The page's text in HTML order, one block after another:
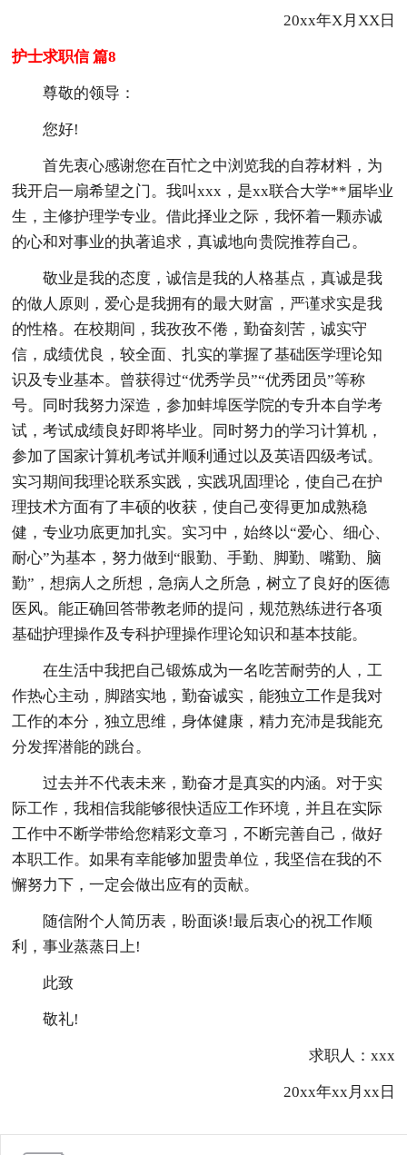
20xx年X月XX日
护士求职信 篇8
尊敬的领导：
您好!
首先衷心感谢您在百忙之中浏览我的自荐材料，为
我开启一扇希望之门。我叫xxx，是xx联合大学**届毕业
生，主修护理学专业。借此择业之际，我怀着一颗赤诚
的心和对事业的执著追求，真诚地向贵院推荐自己。
敬业是我的态度，诚信是我的人格基点，真诚是我
的做人原则，爱心是我拥有的最大财富，严谨求实是我
的性格。在校期间，我孜孜不倦，勤奋刻苦，诚实守
信，成绩优良，较全面、扎实的掌握了基础医学理论知
识及专业基本。曾获得过“优秀学员”“优秀团员”等称
号。同时我努力深造，参加蚌埠医学院的专升本自学考
试，考试成绩良好即将毕业。同时努力的学习计算机，
参加了国家计算机考试并顺利通过以及英语四级考试。
实习期间我理论联系实践，实践巩固理论，使自己在护
理技术方面有了丰硕的收获，使自己变得更加成熟稳
健，专业功底更加扎实。实习中，始终以“爱心、细心、
耐心”为基本，努力做到“眼勤、手勤、脚勤、嘴勤、脑
勤”，想病人之所想，急病人之所急，树立了良好的医德
医风。能正确回答带教老师的提问，规范熟练进行各项
基础护理操作及专科护理操作理论知识和基本技能。
在生活中我把自己锻炼成为一名吃苦耐劳的人，工
作热心主动，脚踏实地，勤奋诚实，能独立工作是我对
工作的本分，独立思维，身体健康，精力充沛是我能充
分发挥潜能的跳台。
过去并不代表未来，勤奋才是真实的内涵。对于实
际工作，我相信我能够很快适应工作环境，并且在实际
工作中不断学带给您精彩文章习，不断完善自己，做好
本职工作。如果有幸能够加盟贵单位，我坚信在我的不
懈努力下，一定会做出应有的贡献。
随信附个人简历表，盼面谈!最后衷心的祝工作顺
利，事业蒸蒸日上!
此致
敬礼!
求职人：xxx
20xx年xx月xx日